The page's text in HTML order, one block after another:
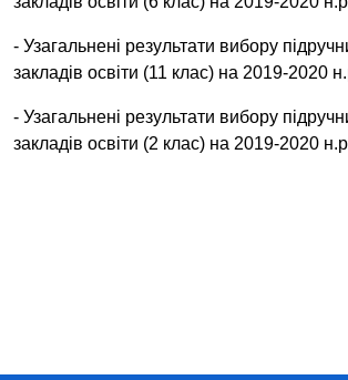
- Узагальнені результати вибору
закладів освіти (11 клас) на 2019-2020
- Узагальнені результати вибору
закладів освіти (2 клас) на 2019-2020